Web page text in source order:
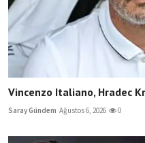
Vincenzo Italiano, Hradec
Saray Gündem Ağustos 6, 2026 0